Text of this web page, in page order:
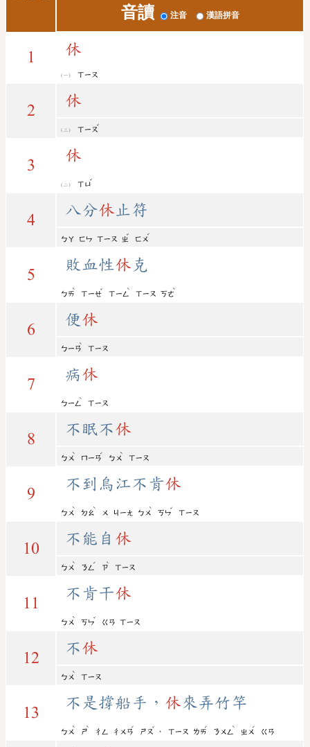
音讀 注音 漢語拼音
1 休
ㄒㄧㄡ
2
休
ㄒㄧㄡ
ˇ
3
休
ㄒㄩ
ˇ
4
八分休 止符
ㄅㄚ ㄈㄣ ㄒㄧㄡ ㄓ
ˇ
ㄈㄨ
ˊ
5
敗血性休 克
ㄅㄞ
ˋ
ㄒㄧㄝ
ˇ
ㄒㄧㄥ
ˋ
ㄒㄧㄡ ㄎㄜ
ˋ
6
便休
ㄅㄧㄢ
ˋ
ㄒㄧㄡ
7
病休
ㄅㄧㄥ
ˋ
ㄒㄧㄡ
8
不眠不休
ㄅㄨ
ˋ
ㄇㄧㄢ
ˊ
ㄅㄨ
ˋ
ㄒㄧㄡ
9
不到烏江不肯休
ㄅㄨ
ˋ
ㄉㄠ
ˋ
ㄨ ㄐㄧㄤ ㄅㄨ
ˋ
ㄎㄣ
ˇ
ㄒㄧㄡ
10
不能自 休
ㄅㄨ
ˋ
ㄋㄥ
ˊ
ㄗ
ˋ
ㄒㄧㄡ
11
不肯干休
ㄅㄨ
ˋ
ㄎㄣ
ˇ
ㄍㄢ ㄒㄧㄡ
12
不休
ㄅㄨ
ˋ
ㄒㄧㄡ
13
不是撐船手， 休來弄竹竿
ㄅㄨ
ˋ
ㄕ
ˋ
ㄔㄥ ㄔㄨㄢ
ˊ
ㄕㄡ
ˇ
， ㄒㄧㄡ ㄌㄞ
ˊ
ㄋㄨㄥ
ˋ
ㄓㄨ
ˊ
ㄍㄢ